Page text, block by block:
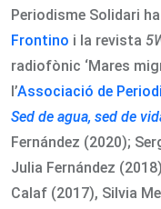
Periodisme Solidari
Frontino i la revista
radiofònic ‘Mares
l’Associació de
Sed de agua, sed de
Fernández (2020);
Julia Fernández
Calaf (2017), Silvia